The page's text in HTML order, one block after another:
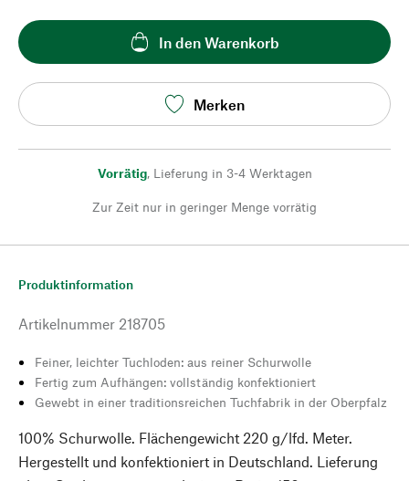
In den Warenkorb
Merken
Vorrätig, Lieferung in 3-4 Werktagen
Zur Zeit nur in geringer Menge vorrätig
Produktinformation
Artikelnummer 218705
Feiner, leichter Tuchloden: aus reiner Schurwolle
Fertig zum Aufhängen: vollständig konfektioniert
Gewebt in einer traditionsreichen Tuchfabrik in der Oberpfalz
100% Schurwolle. Flächengewicht 220 g/lfd. Meter.
Hergestellt und konfektioniert in Deutschland. Lieferung